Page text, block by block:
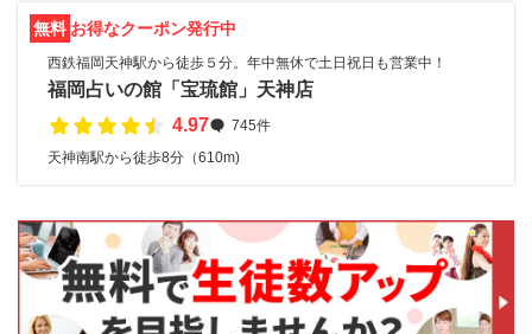
無料 お得なクーポン発行中
西鉄福岡天神駅から徒歩５分。年中無休で土日祝日も営業中！
福岡占いの館「宝琉館」天神店
4.97
745件
天神南駅から徒歩8分（610m)